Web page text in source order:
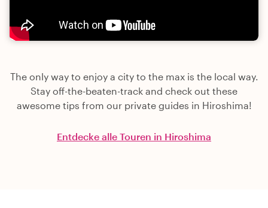
The only way to enjoy a city to the max is the local way.
Stay off-the-beaten-track and check out these
awesome tips from our private guides in Hiroshima!
Entdecke alle Touren in Hiroshima